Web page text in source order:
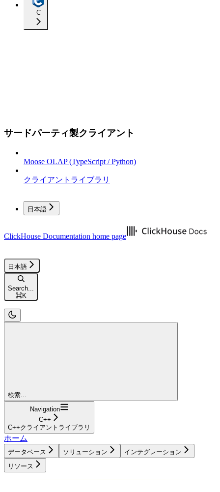
C
サードパーティ製クライアント
Moose OLAP (TypeScript / Python)
クライアントライブラリ
日本語
ClickHouse Documentation home page
日本語
Search...
⌘K
検索...
Navigation
C++
C++クライアントライブラリ
ホーム
データベース ソリューション
インテグレーション
リソース